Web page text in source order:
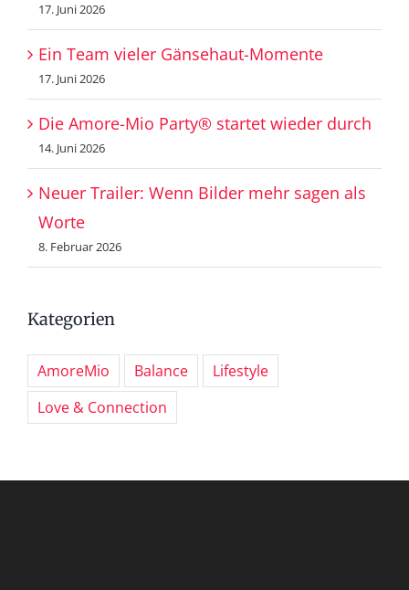
17. Juni 2026
Ein Team vieler Gänsehaut-Momente
17. Juni 2026
Die Amore-Mio Party® startet wieder durch
14. Juni 2026
Neuer Trailer: Wenn Bilder mehr sagen als
Worte
8. Februar 2026
Kategorien
AmoreMio Balance
Lifestyle
Love & Connection